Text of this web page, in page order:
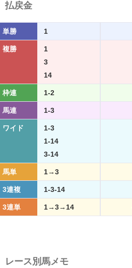
払戻金
単勝 1
複勝 1
3
14
枠連 1-2
馬連 1-3
ワイド 1-3
1-14
3-14
馬単 1→3
3連複 1-3-14
3連単 1→3→14
レース別馬メモ